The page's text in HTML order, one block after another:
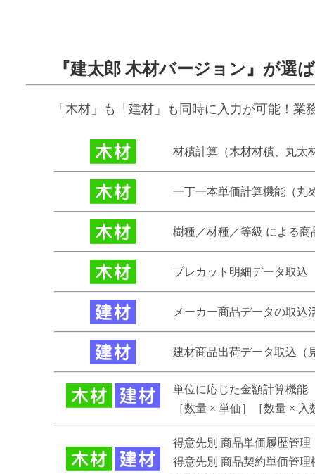
『建太郎 木材バージョン』が選
「木材」も「建材」も同時に入力が可能！
材積計算（木材材積、丸太
一丁一本単価計算機能（丸
樹種／材種／等級 による
プレカット明細データ取込
メーカー商品データの取込
建材商品出荷データ取込（
単位に応じた金額計算機能
［数量 × 単価］［数量 ×
得意先別 商品単価履歴管
得意先別 商品契約単価管理